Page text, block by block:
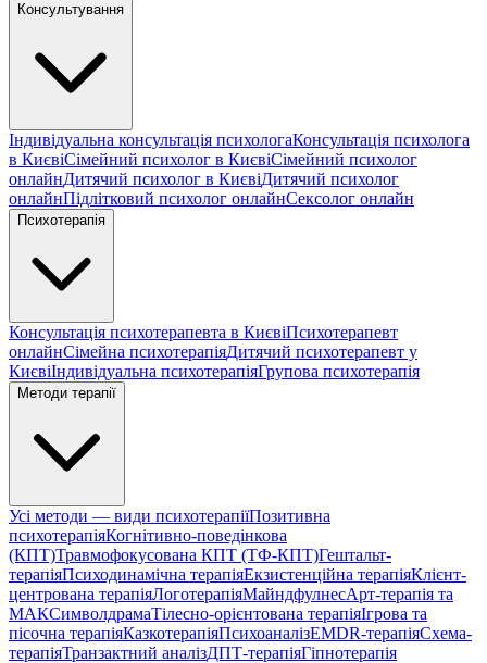
Консультування
Індивідуальна консультація психологаКонсультація психолога
в КиєвіСімейний психолог в КиєвіСімейний психолог
онлайнДитячий психолог в КиєвіДитячий психолог
онлайнПідлітковий психолог онлайнСексолог онлайн
Психотерапія
Консультація психотерапевта в КиєвіПсихотерапевт
онлайнСімейна психотерапіяДитячий психотерапевт у
КиєвіІндивідуальна психотерапіяГрупова психотерапія
Методи терапії
Усі методи — види психотерапіїПозитивна
психотерапіяКогнітивно-поведінкова
(КПТ)Травмофокусована КПТ (ТФ-КПТ)Гештальт-
терапіяПсиходинамічна терапіяЕкзистенційна терапіяКлієнт-
центрована терапіяЛоготерапіяМайндфулнесАрт-терапія та
МАКСимволдрамаТілесно-орієнтована терапіяІгрова та
пісочна терапіяКазкотерапіяПсихоаналізEMDR-терапіяСхема-
терапіяТранзактний аналізДПТ-терапіяГіпнотерапія